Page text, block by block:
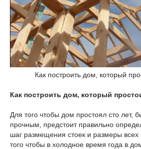
Как построить дом, который
Как построить дом, который
Для того чтобы дом простоял сто лет,
прочным, предстоит правильно
шаг размещения стоек и размеры всех
того чтобы в холодное время года в